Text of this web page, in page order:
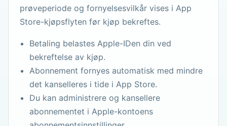
prøveperiode og fornyelsesvilkår vises i App
Store-kjøpsflyten før kjøp bekreftes.
Betaling belastes Apple-IDen din ved
bekreftelse av kjøp.
Abonnement fornyes automatisk med mindre
det kanselleres i tide i App Store.
Du kan administrere og kansellere
abonnementet i Apple-kontoens